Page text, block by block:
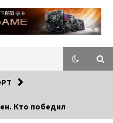
M
—
деловой
и зарубежных стран.
Кто победил